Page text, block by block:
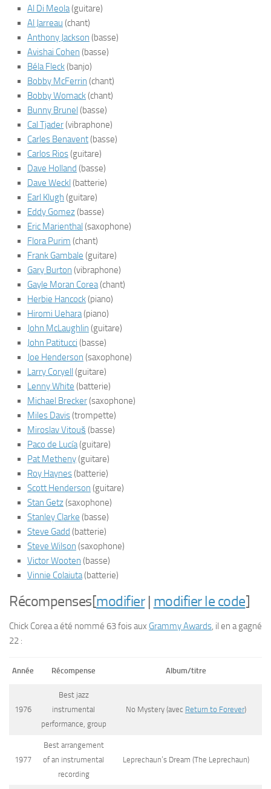
Al Di Meola(guitare)
Al Jarreau (chant)
Anthony Jackson (basse)
Avishai Cohen (basse)
Béla Fleck(banjo)
Bobby McFerrin (chant)
Bobby Womack(chant)
Bunny Brunel (basse)
Cal Tjader(vibraphone)
Carles Benavent(basse)
Carlos Rios(guitare)
Dave Holland (basse)
Dave Weckl (batterie)
Earl Klugh (guitare)
Eddy Gomez(basse)
Eric Marienthal (saxophone)
Flora Purim (chant)
Frank Gambale (guitare)
Gary Burton (vibraphone)
Gayle Moran Corea(chant)
Herbie Hancock(piano)
Hiromi Uehara(piano)
John McLaughlin (guitare)
John Patitucci (basse)
Joe Henderson (saxophone)
Larry Coryell (guitare)
Lenny White (batterie)
Michael Brecker(saxophone)
Miles Davis(trompette)
Miroslav Vitouš (basse)
Paco de Lucía(guitare)
Pat Metheny(guitare)
Roy Haynes(batterie)
Scott Henderson (guitare)
Stan Getz(saxophone)
Stanley Clarke (basse)
Steve Gadd (batterie)
Steve Wilson (saxophone)
Victor Wooten (basse)
Vinnie Colaiuta(batterie)
Récompenses[modifier| modifier le code]
Chick Corea a été nommé 63 fois aux Grammy Awards, il en a gagné
22 :
Année Récompense Album/titre
1976
Best jazz
instrumental
performance, group
No Mystery (avec Return to Forever)
1977
Best arrangement
of an instrumental
recording
Leprechaun’s Dream (The Leprechaun)